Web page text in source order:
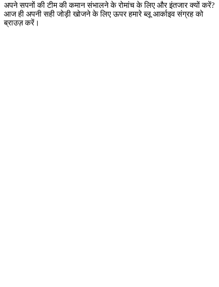
अपने सपनों की टीम की कमान संभालने के रोमांच के लिए और इंतजार क्यों करें?
आज ही अपनी सही जोड़ी खोजने के लिए ऊपर हमारे ब्लू आर्काइव संग्रह को
ब्राउज़ करें।